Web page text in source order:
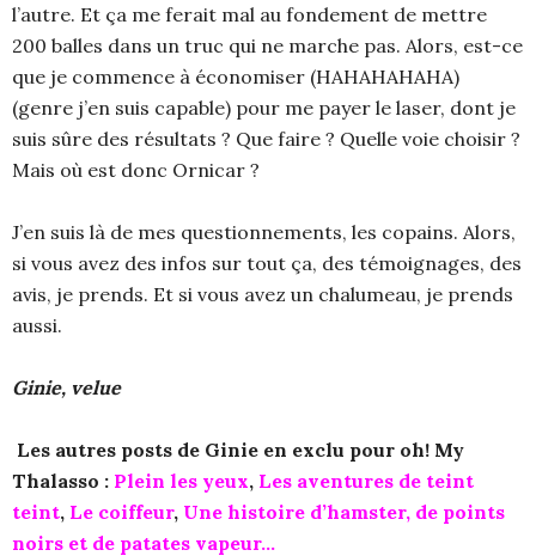
l’autre. Et ça me ferait mal au fondement de mettre
200 balles dans un truc qui ne marche pas. Alors, est-ce
que je commence à économiser (HAHAHAHAHA)
(genre j’en suis capable) pour me payer le laser, dont je
suis sûre des résultats ? Que faire ? Quelle voie choisir ?
Mais où est donc Ornicar ?
J’en suis là de mes questionnements, les copains. Alors,
si vous avez des infos sur tout ça, des témoignages, des
avis, je prends. Et si vous avez un chalumeau, je prends
aussi.
Ginie, velue
Les autres posts de Ginie en exclu pour oh! My
Thalasso : Plein les yeux, Les aventures de teint
teint, Le coiffeur, Une histoire d’hamster, de points
noirs et de patates vapeur…